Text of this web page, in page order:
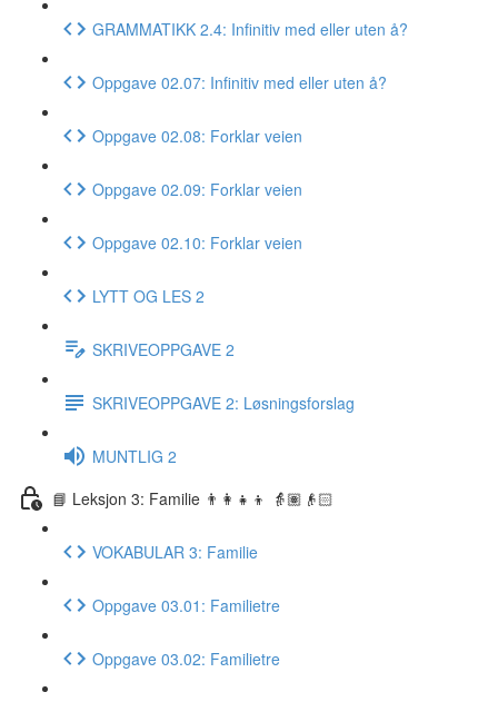
GRAMMATIKK 2.4: Infinitiv med eller uten å?
Oppgave 02.07: Infinitiv med eller uten å?
Oppgave 02.08: Forklar veien
Oppgave 02.09: Forklar veien
Oppgave 02.10: Forklar veien
LYTT OG LES 2
SKRIVEOPPGAVE 2
SKRIVEOPPGAVE 2: Løsningsforslag
MUNTLIG 2
📘 Leksjon 3: Familie 👨‍👩‍👧‍👦 👵🏽👴🏻
VOKABULAR 3: Familie
Oppgave 03.01: Familietre
Oppgave 03.02: Familietre